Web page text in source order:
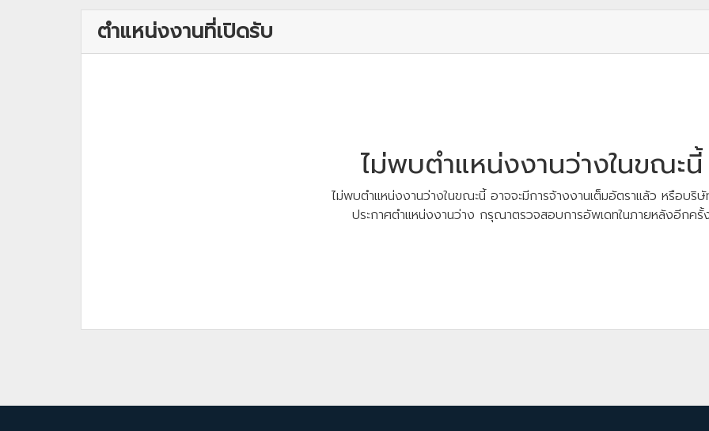
ตำแหน่งงานที่เปิดรับ
ไม่พบตำแหน่งงานว่างในขณะนี้
ไม่พบตำแหน่งงานว่างในขณะนี้ อาจจะมีการจ้างงานเต็มอัตราแล้ว หรือบริษั
ประกาศตำแหน่งงานว่าง กรุณาตรวจสอบการอัพเดทในภายหลังอีกครั้